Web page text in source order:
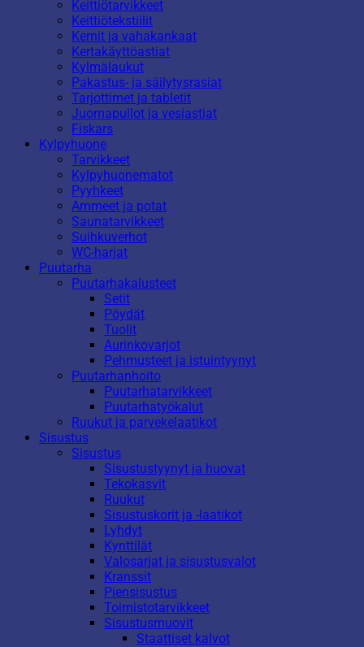
Keittiötarvikkeet
Keittiötekstiilit
Kernit ja vahakankaat
Kertakäyttöastiat
Kylmälaukut
Pakastus- ja säilytysrasiat
Tarjottimet ja tabletit
Juomapullot ja vesiastiat
Fiskars
Kylpyhuone
Tarvikkeet
Kylpyhuonematot
Pyyhkeet
Ammeet ja potat
Saunatarvikkeet
Suihkuverhot
WC-harjat
Puutarha
Puutarhakalusteet
Setit
Pöydät
Tuolit
Aurinkovarjot
Pehmusteet ja istuintyynyt
Puutarhanhoito
Puutarhatarvikkeet
Puutarhatyökalut
Ruukut ja parvekelaatikot
Sisustus
Sisustus
Sisustustyynyt ja huovat
Tekokasvit
Ruukut
Sisustuskorit ja -laatikot
Lyhdyt
Kynttilät
Valosarjat ja sisustusvalot
Kranssit
Piensisustus
Toimistotarvikkeet
Sisustusmuovit
Staattiset kalvot